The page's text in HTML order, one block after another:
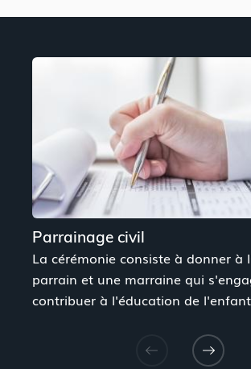
Parrainage civil
La cérémonie consiste à donner à
parrain et une marraine qui
contribuer à l'éducation de l'enfant